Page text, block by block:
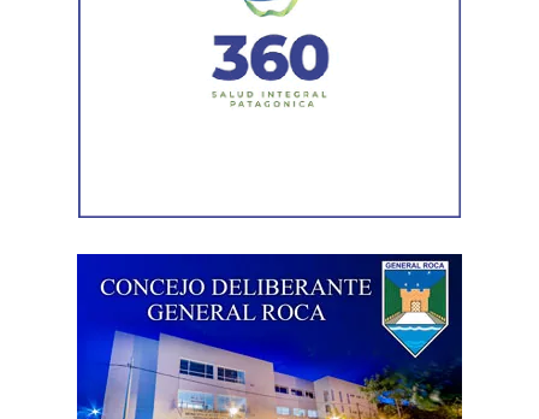
enfrentamos un ataque al Estado de Derecho, a la
democracia, a la Constitución Nacional y al sistema
interamericano de derechos humanos. Por eso es que
esta comisión debe actuar».
vida, como las tarifas de transporte, telefonía celular,
internet, luz y gas. Todo eso produjo una caída del salario
que tiene un impacto directo e indirecto sobre las
«Estamos viviendo una brutal disputa por el tiempo.